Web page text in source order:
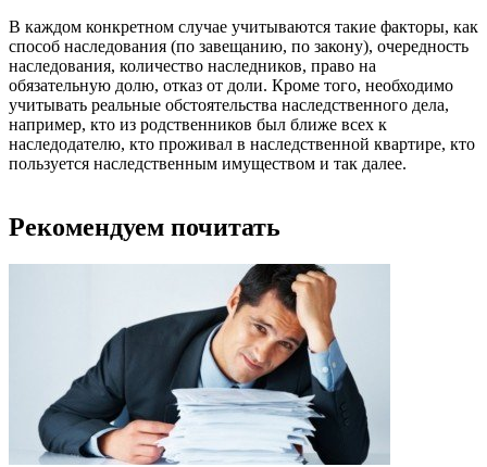
В каждом конкретном случае учитываются такие факторы, как
способ наследования (по завещанию, по закону), очередность
наследования, количество наследников, право на
обязательную долю, отказ от доли. Кроме того, необходимо
учитывать реальные обстоятельства наследственного дела,
например, кто из родственников был ближе всех к
наследодателю, кто проживал в наследственной квартире, кто
пользуется наследственным имуществом и так далее.
Рекомендуем почитать